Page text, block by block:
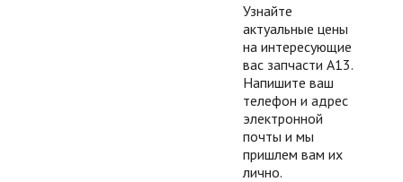
Узнайте
актуальные цены
на интересующие
вас запчасти А13.
Напишите ваш
телефон и адрес
электронной
почты и мы
пришлем вам их
лично.